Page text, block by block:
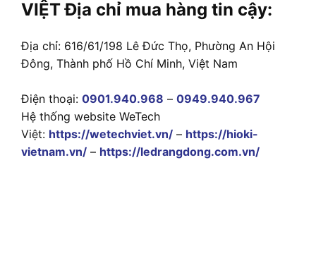
VIỆT Địa chỉ mua hàng tin cậy:
Địa chỉ: 616/61/198 Lê Đức Thọ, Phường An Hội
Đông, Thành phố Hồ Chí Minh, Việt Nam
Điện thoại: 0901.940.968 – 0949.940.967
Hệ thống website WeTech
Việt: https://wetechviet.vn/ – https://hioki-
vietnam.vn/ – https://ledrangdong.com.vn/